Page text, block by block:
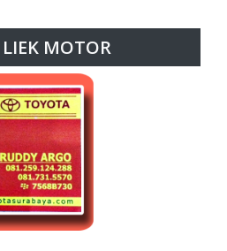
LIEK MOTOR